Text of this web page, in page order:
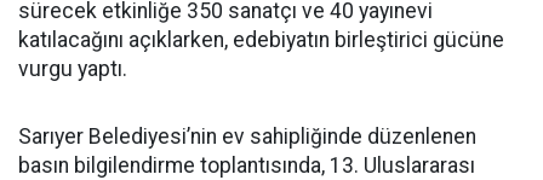
sürecek etkinliğe 350 sanatçı ve 40 yayınevi
katılacağını açıklarken, edebiyatın birleştirici gücüne
vurgu yaptı.
Sarıyer Belediyesi’nin ev sahipliğinde düzenlenen
basın bilgilendirme toplantısında, 13. Uluslararası